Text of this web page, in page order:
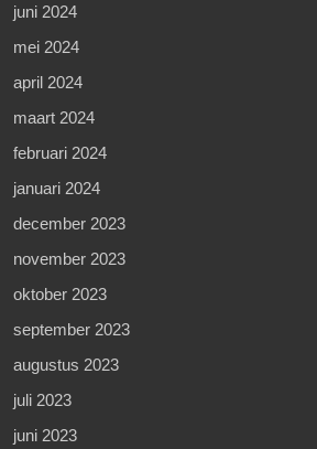
juni 2024
mei 2024
april 2024
maart 2024
februari 2024
januari 2024
december 2023
november 2023
oktober 2023
september 2023
augustus 2023
juli 2023
juni 2023